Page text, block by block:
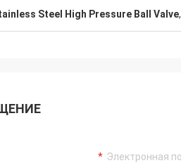
Steel High Pressure Ball Valve,